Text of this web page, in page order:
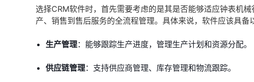
选择CRM软件时，首先需要考虑的是其是否能够适应钟表机
产、销售到售后服务的全流程管理。具体来说，软件应该具备
生产管理：能够跟踪生产进度，管理生产计划和资源分配。
供应链管理：支持供应商管理、库存管理和物流跟踪。